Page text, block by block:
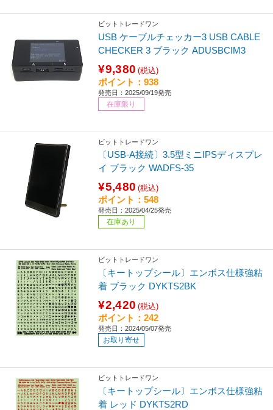
ビットトレードワン
USB ケーブルチェッカー3 USB CABLE
CHECKER 3 ブラック ADUSBCIM3
¥9,380 (税込)
ポイント：938
発売日：2025/09/19発売
在庫限り
ビットトレードワン
〔USB-A接続〕3.5型ミニIPSディスプレ
イ ブラック WADFS-35
¥5,480 (税込)
ポイント：548
発売日：2025/04/25発売
在庫あり
ビットトレードワン
〔キートップシール〕エンボス仕様強粘
着 ブラック DYKTS2BK
¥2,420 (税込)
ポイント：242
発売日：2024/05/07発売
お取り寄せ
ビットトレードワン
〔キートップシール〕エンボス仕様強粘
着 レッド DYKTS2RD